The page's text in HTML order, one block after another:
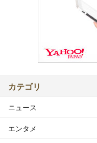
カテゴリ
ニュース
エンタメ